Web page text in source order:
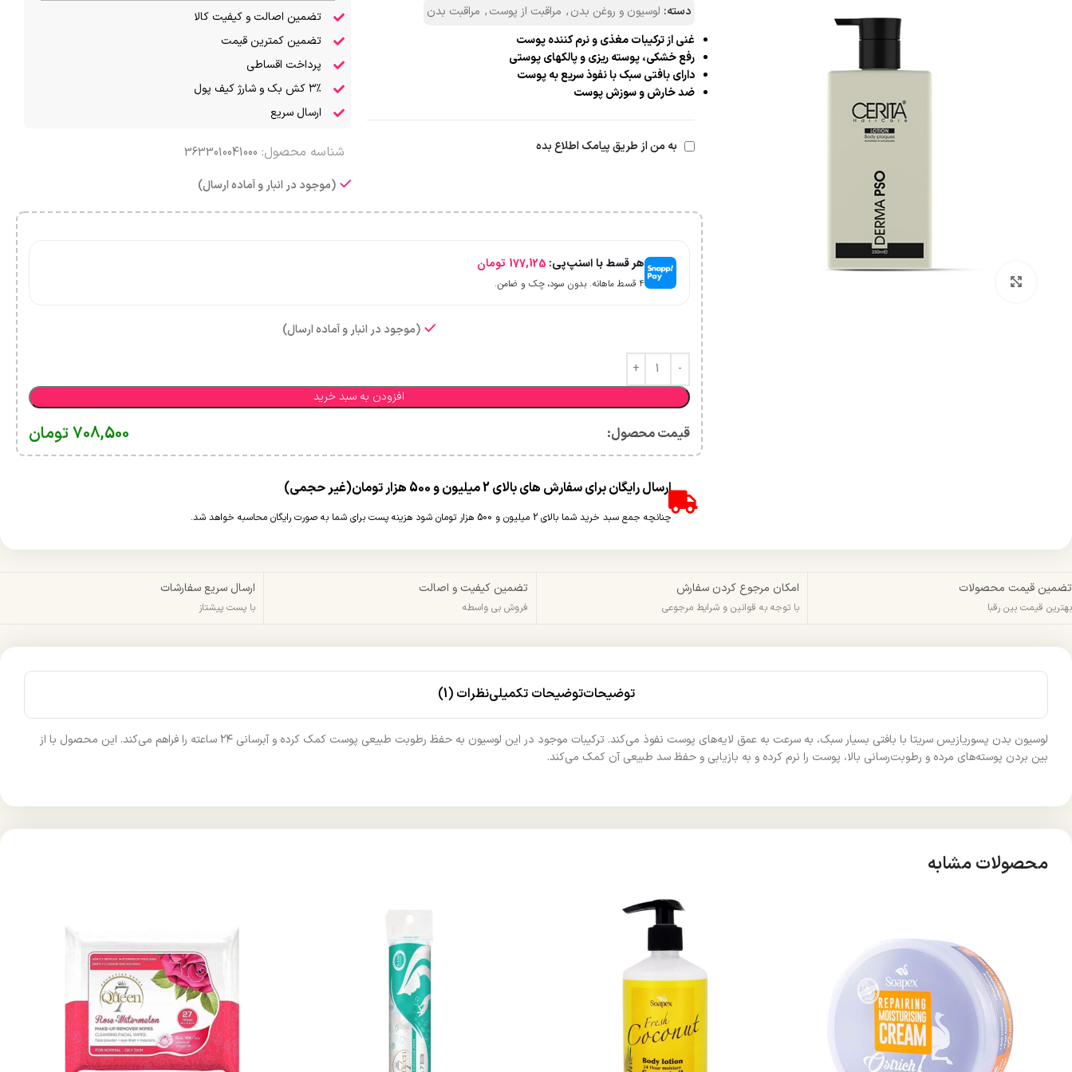
دسته: لوسیون و روغن بدن, مراقبت از پوست, مراقبت بدن
غنی از ترکیبات مغذی و نرم کننده پوست
رفع خشکی، پوسته ریزی و پالکهای پوستی
دارای بافتی سبک با نفوذ سریع به پوست
ضد خارش و سوزش پوست
به من از طریق پیامک اطلاع بده
تضمین اصالت و کیفیت کالا
تضمین کمترین قیمت
پرداخت اقساطی
۳٪ کش بک و شارژ کیف پول
ارسال سریع
شناسه محصول: 3633010041000
(موجود در انبار و آماده ارسال)
هر قسط با اسنپ‌پی:177,125 تومان
۴ قسط ماهانه. بدون سود، چک و ضامن.
(موجود در انبار و آماده ارسال)
افزودن به سبد خرید
قیمت محصول:​ 708,500تومان
ارسال رایگان برای سفارش های بالای 2 میلیون و 500 هزار تومان(غیر حجمی)
چنانچه جمع سبد خرید شما بالای 2 میلیون و 500 هزار تومان شود هزینه پست برای شما به صورت رایگان محاسبه خواهد شد.
تضمین قیمت محصولات
بهترین قیمت بین رقبا
امکان مرجوع کردن سفارش
با توجه به قوانین و شرایط مرجوعی
تضمین کیفیت و اصالت
فروش بی واسطه
ارسال سریع سفارشات
با پست پیشتاز
توضیحاتتوضیحات تکمیلینظرات (1)
لوسیون بدن پسوریازیس سریتا با بافتی بسیار سبک، به سرعت به عمق لایه‌های پوست نفوذ می‌کند. ترکیبات موجود در این لوسیون به حفظ رطوبت طبیعی پوست کمک کرده و آبرسانی ۲۴ ساعته را فراهم می‌کند. این محصول با از
بین بردن پوسته‌های مرده و رطوبت‌رسانی بالا، پوست را نرم کرده و به بازیابی و حفظ سد طبیعی آن کمک می‌کند.
محصولات مشابه